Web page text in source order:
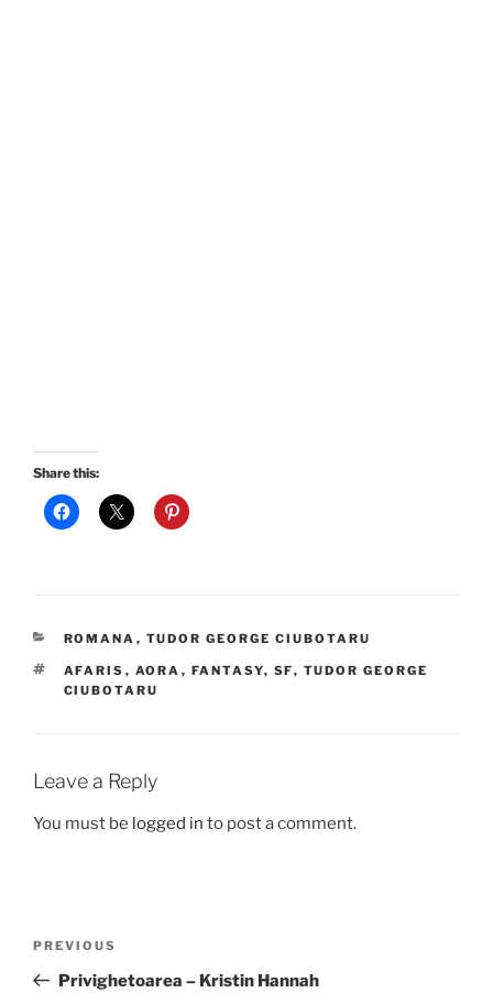
Share this:
CATEGORIES
ROMANA , TUDOR GEORGE CIUBOTARU
TAGS
AFARIS , AORA , FANTASY, SF, TUDOR GEORGE
CIUBOTARU
Leave a Reply
You must be logged in to post a comment.
Previous
Post
PREVIOUS
Privighetoarea – Kristin Hannah